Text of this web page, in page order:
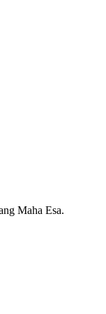
Maha Esa.